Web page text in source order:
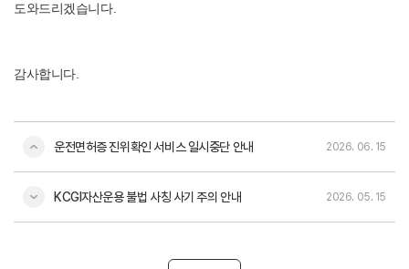
도와드리겠습니다.
감사합니다.
운전면허증 진위확인 서비스 일시중단 안내 2026. 06. 15
KCGI자산운용 불법 사칭 사기 주의 안내 2026. 05. 15